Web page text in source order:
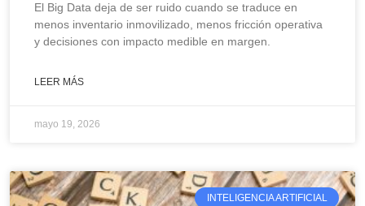
El Big Data deja de ser ruido cuando se traduce en
menos inventario inmovilizado, menos fricción operativa
y decisiones con impacto medible en margen.
LEER MÁS
mayo 19, 2026
INTELIGENCIA ARTIFICIAL